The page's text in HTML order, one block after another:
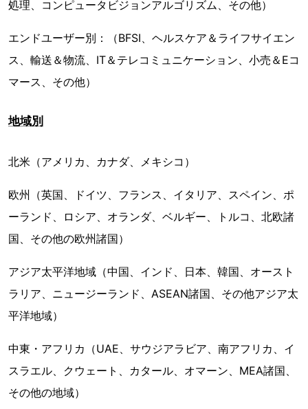
処理、コンピュータビジョンアルゴリズム、その他）
エンドユーザー別：（BFSI、ヘルスケア＆ライフサイエン
ス、輸送＆物流、IT＆テレコミュニケーション、小売＆Eコ
マース、その他）
地域別
北米（アメリカ、カナダ、メキシコ）
欧州（英国、ドイツ、フランス、イタリア、スペイン、ポ
ーランド、ロシア、オランダ、ベルギー、トルコ、北欧諸
国、その他の欧州諸国）
アジア太平洋地域（中国、インド、日本、韓国、オースト
ラリア、ニュージーランド、ASEAN諸国、その他アジア太
平洋地域）
中東・アフリカ（UAE、サウジアラビア、南アフリカ、イ
スラエル、クウェート、カタール、オマーン、MEA諸国、
その他の地域）